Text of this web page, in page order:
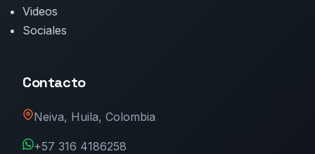
Videos
Sociales
Contacto
Neiva, Huila, Colombia
+57 316 4186258